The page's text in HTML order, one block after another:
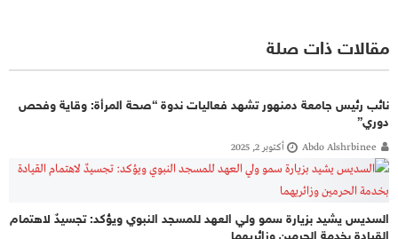
مقالات ذات صلة
نائب رئيس جامعة دمنهور تشهد فعاليات ندوة “صحة المرأة: وقاية وفحص
دوري”
Abdo Alshrbinee أكتوبر 2, 2025
السديس يشيد بزيارة سمو ولي العهد للمسجد النبوي ويؤكد: تجسيدٌ لاهتمام